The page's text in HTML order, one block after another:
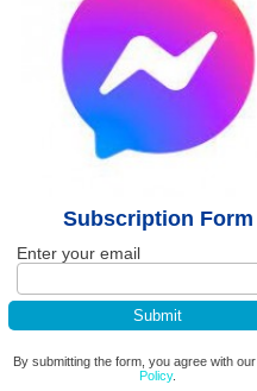
Subscription Form
Enter your email
By submitting the form, you agree with our
Policy.